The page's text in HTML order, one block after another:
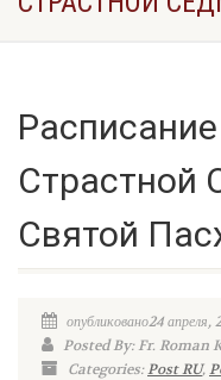
Страстной
Святой
опубликовано24 апреля,
Posted By: Fr. Roman
Categories:Post RU,